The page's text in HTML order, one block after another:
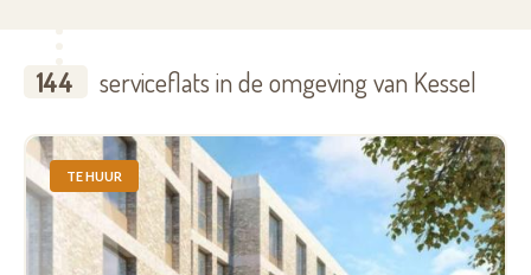
144 serviceflats in de omgeving van Kessel
TE HUUR